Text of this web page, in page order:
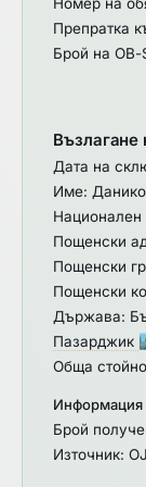
Препратка
Брой на ОВ-
Възлагане
Дата на
Име:
Национален
Пощенски
Пощенски
Пощенски
Държава:
Пазарджик
Обща
Информация
Брой
Източник: